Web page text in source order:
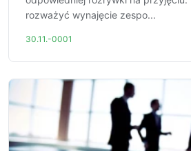
rozważyć wynajęcie zespo...
30.11.-0001